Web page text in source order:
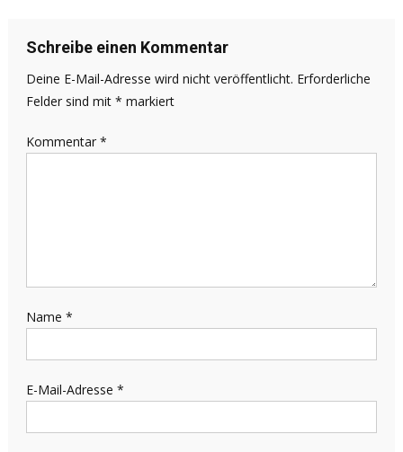
Schreibe einen Kommentar
Deine E-Mail-Adresse wird nicht veröffentlicht. Erforderliche
Felder sind mit * markiert
Kommentar *
Name *
E-Mail-Adresse *